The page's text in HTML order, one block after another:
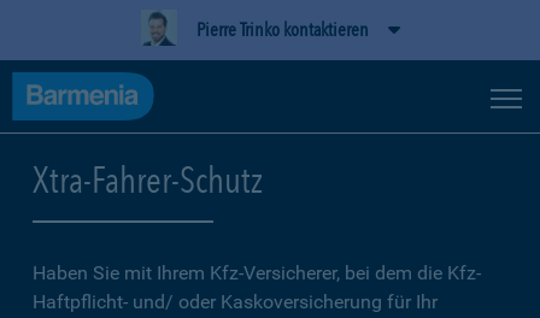
Pierre Trinko kontaktieren
Xtra-Fahrer-Schutz
Haben Sie mit Ihrem Kfz-Versicherer, bei dem die Kfz-
Haftpflicht- und/ oder Kaskoversicherung für Ihr